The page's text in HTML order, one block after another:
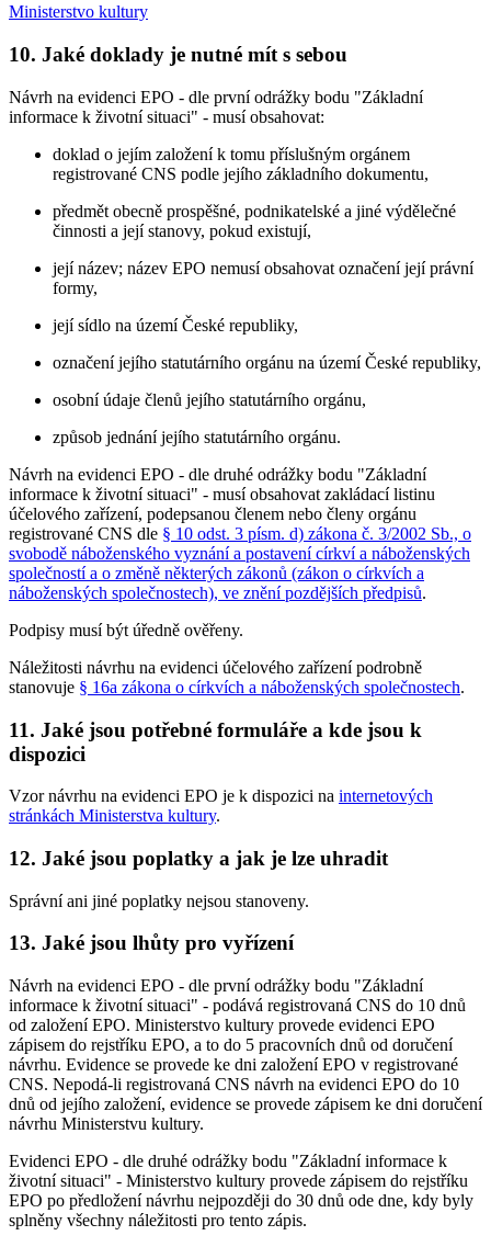
Ministerstvo kultury
10. Jaké doklady je nutné mít s sebou
Návrh na evidenci EPO - dle první odrážky bodu "Základní
informace k životní situaci" - musí obsahovat:
doklad o jejím založení k tomu příslušným orgánem
registrované CNS podle jejího základního dokumentu,
předmět obecně prospěšné, podnikatelské a jiné výdělečné
činnosti a její stanovy, pokud existují,
její název; název EPO nemusí obsahovat označení její právní
formy,
její sídlo na území České republiky,
označení jejího statutárního orgánu na území České republiky,
osobní údaje členů jejího statutárního orgánu,
způsob jednání jejího statutárního orgánu.
Návrh na evidenci EPO - dle druhé odrážky bodu "Základní
informace k životní situaci" - musí obsahovat zakládací listinu
účelového zařízení, podepsanou členem nebo členy orgánu
registrované CNS dle § 10 odst. 3 písm. d) zákona č. 3/2002 Sb., o
svobodě náboženského vyznání a postavení církví a náboženských
společností a o změně některých zákonů (zákon o církvích a
náboženských společnostech), ve znění pozdějších předpisů.
Podpisy musí být úředně ověřeny.
Náležitosti návrhu na evidenci účelového zařízení podrobně
stanovuje § 16a zákona o církvích a náboženských společnostech.
11. Jaké jsou potřebné formuláře a kde jsou k
dispozici
Vzor návrhu na evidenci EPO je k dispozici na internetových
stránkách Ministerstva kultury.
12. Jaké jsou poplatky a jak je lze uhradit
Správní ani jiné poplatky nejsou stanoveny.
13. Jaké jsou lhůty pro vyřízení
Návrh na evidenci EPO - dle první odrážky bodu "Základní
informace k životní situaci" - podává registrovaná CNS do 10 dnů
od založení EPO. Ministerstvo kultury provede evidenci EPO
zápisem do rejstříku EPO, a to do 5 pracovních dnů od doručení
návrhu. Evidence se provede ke dni založení EPO v registrované
CNS. Nepodá-li registrovaná CNS návrh na evidenci EPO do 10
dnů od jejího založení, evidence se provede zápisem ke dni doručení
návrhu Ministerstvu kultury.
Evidenci EPO - dle druhé odrážky bodu "Základní informace k
životní situaci" - Ministerstvo kultury provede zápisem do rejstříku
EPO po předložení návrhu nejpozději do 30 dnů ode dne, kdy byly
splněny všechny náležitosti pro tento zápis.